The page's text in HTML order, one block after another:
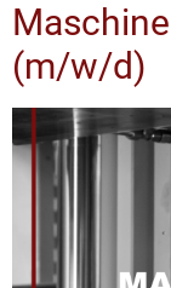
(m/w/d)